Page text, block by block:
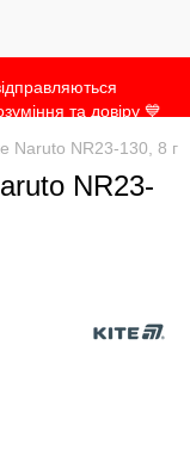
та довіру 💙
Naruto NR23-130, 8 г
NR23-